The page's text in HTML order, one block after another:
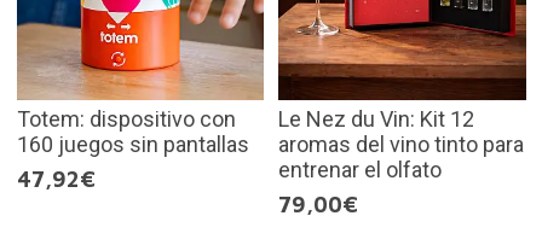
Totem: dispositivo con
160 juegos sin pantallas
47,92€
Le Nez du Vin: Kit 12
aromas del vino tinto para
entrenar el olfato
79,00€